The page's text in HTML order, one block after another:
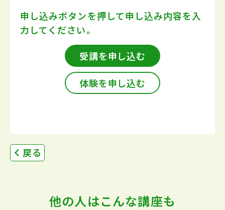
申し込みボタンを押して申し込み内容を入
力してください。
受講を申し込む
体験を申し込む
戻る
他の人はこんな講座も